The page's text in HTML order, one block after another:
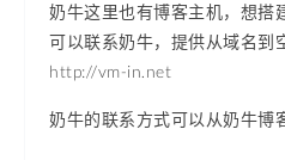
奶牛这里也有博客主机，想搭
可以联系奶牛，提供从域名到
http://vm-in.net
奶牛的联系方式可以从奶牛博